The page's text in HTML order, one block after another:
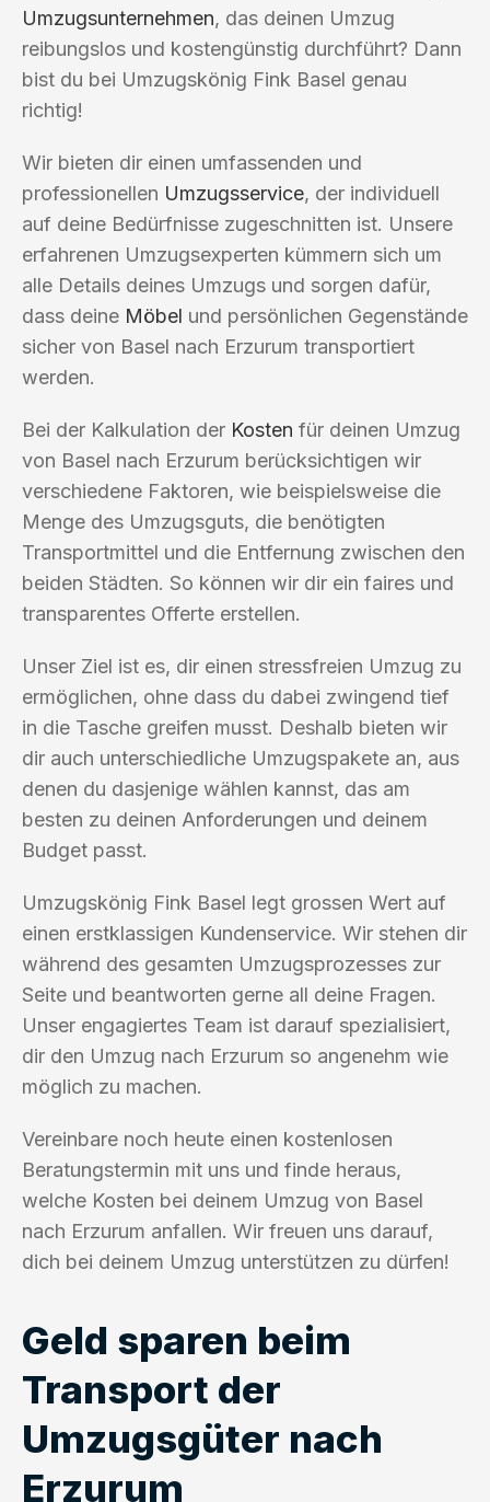
Umzugsunternehmen, das deinen Umzug
reibungslos und kostengünstig durchführt? Dann
bist du bei Umzugskönig Fink Basel genau
richtig!
Wir bieten dir einen umfassenden und
professionellen Umzugsservice, der individuell
auf deine Bedürfnisse zugeschnitten ist. Unsere
erfahrenen Umzugsexperten kümmern sich um
alle Details deines Umzugs und sorgen dafür,
dass deine Möbel und persönlichen Gegenstände
sicher von Basel nach Erzurum transportiert
werden.
Bei der Kalkulation der Kosten für deinen Umzug
von Basel nach Erzurum berücksichtigen wir
verschiedene Faktoren, wie beispielsweise die
Menge des Umzugsguts, die benötigten
Transportmittel und die Entfernung zwischen den
beiden Städten. So können wir dir ein faires und
transparentes Offerte erstellen.
Unser Ziel ist es, dir einen stressfreien Umzug zu
ermöglichen, ohne dass du dabei zwingend tief
in die Tasche greifen musst. Deshalb bieten wir
dir auch unterschiedliche Umzugspakete an, aus
denen du dasjenige wählen kannst, das am
besten zu deinen Anforderungen und deinem
Budget passt.
Umzugskönig Fink Basel legt grossen Wert auf
einen erstklassigen Kundenservice. Wir stehen dir
während des gesamten Umzugsprozesses zur
Seite und beantworten gerne all deine Fragen.
Unser engagiertes Team ist darauf spezialisiert,
dir den Umzug nach Erzurum so angenehm wie
möglich zu machen.
Vereinbare noch heute einen kostenlosen
Beratungstermin mit uns und finde heraus,
welche Kosten bei deinem Umzug von Basel
nach Erzurum anfallen. Wir freuen uns darauf,
dich bei deinem Umzug unterstützen zu dürfen!
Geld sparen beim
Transport der
Umzugsgüter nach
Erzurum